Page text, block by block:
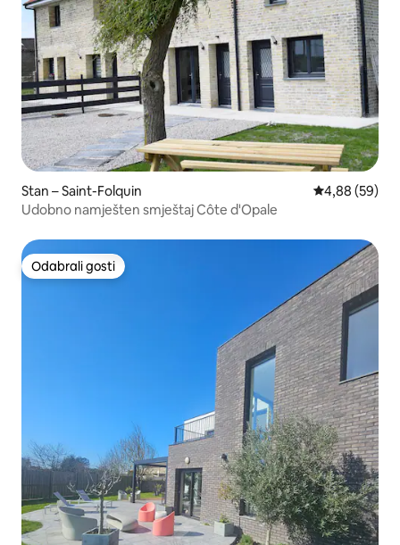
Stan – Saint-Folquin Prosječna
4,88 (59)
Udobno namješten smještaj Côte d'Opale
Odabrali gosti
Odabrali gosti